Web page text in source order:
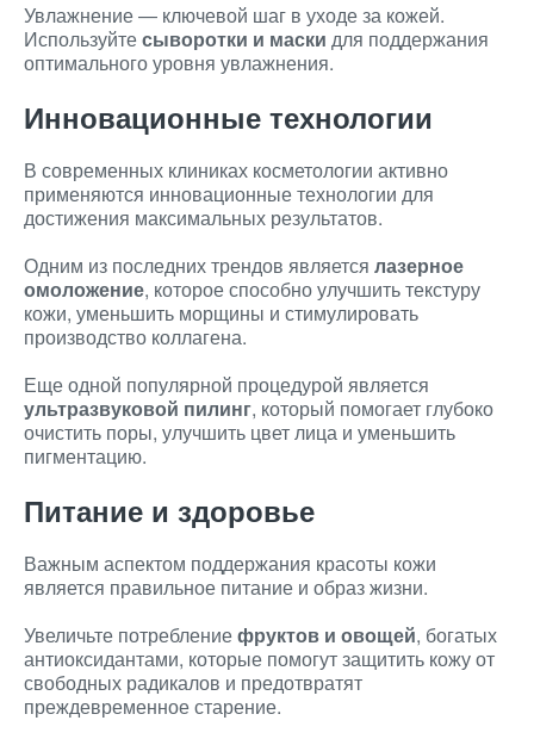
Увлажнение — ключевой шаг в уходе за кожей.
Используйтесыворотки и маски для поддержания
оптимального уровня увлажнения.
Инновационные технологии
В современных клиниках косметологии активно
применяются инновационные технологии для
достижения максимальных результатов.
Одним из последних трендов является лазерное
омоложение, которое способно улучшить текстуру
кожи, уменьшить морщины и стимулировать
производство коллагена.
Еще одной популярной процедурой является
ультразвуковой пилинг, который помогает глубоко
очистить поры, улучшить цвет лица и уменьшить
пигментацию.
Питание и здоровье
Важным аспектом поддержания красоты кожи
является правильное питание и образ жизни.
Увеличьте потреблениефруктов и овощей, богатых
антиоксидантами, которые помогут защитить кожу от
свободных радикалов и предотвратят
преждевременное старение.